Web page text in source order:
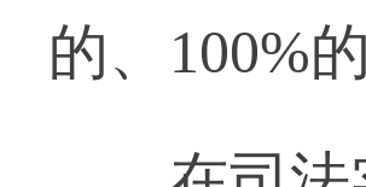
的、100%